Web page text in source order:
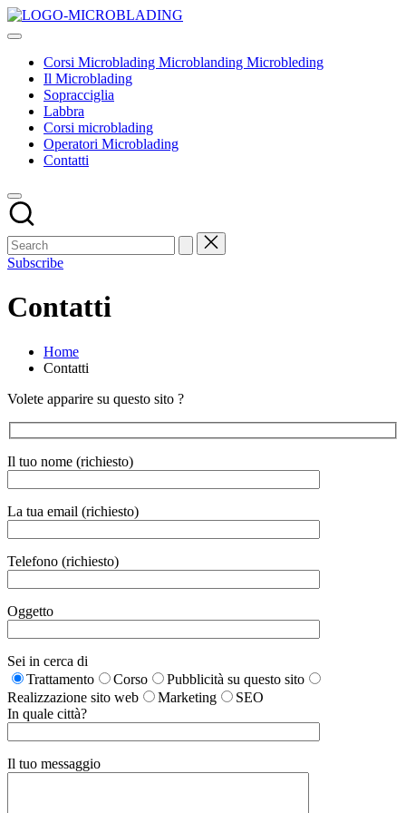
Skip
to
Microbleding
Tecniche
insegnamenti
base
Corsi Microblading Microblanding Microbleding
Il Microblading
Sopracciglia
Labbra
Corsi microblading
Operatori Microblading
Contatti
Subscribe
Contatti
Home
Contatti
Volete apparire su questo sito ?
Il tuo nome (richiesto)
La tua email (richiesto)
Telefono (richiesto)
Oggetto
Sei in cerca di
Trattamento
Corso
Pubblicità su questo sito
Realizzazione sito web
Marketing
SEO
In quale città?
Il tuo messaggio